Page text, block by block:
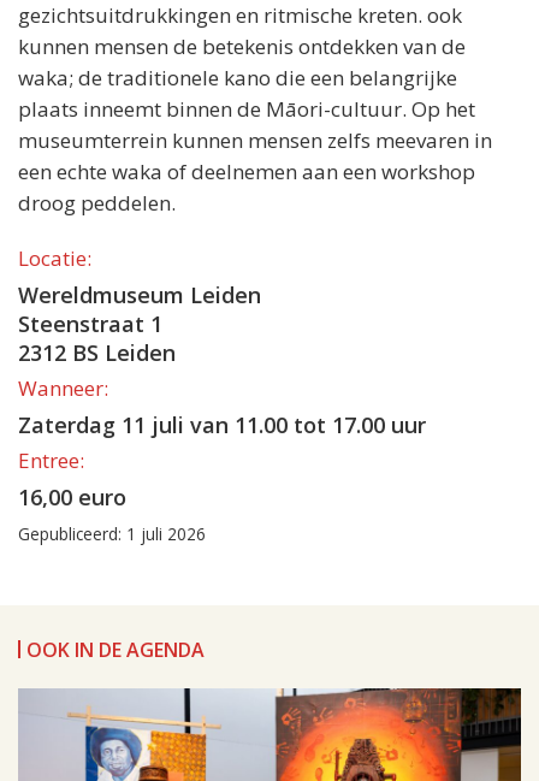
gezichtsuitdrukkingen en ritmische kreten. ook
kunnen mensen de betekenis ontdekken van de
waka; de traditionele kano die een belangrijke
plaats inneemt binnen de Māori-cultuur. Op het
museumterrein kunnen mensen zelfs meevaren in
een echte waka of deelnemen aan een workshop
droog peddelen.
Locatie:
Wereldmuseum Leiden
Steenstraat 1
2312 BS Leiden
Wanneer:
Zaterdag 11 juli van 11.00 tot 17.00 uur
Entree:
16,00 euro
Gepubliceerd: 1 juli 2026
OOK IN DE AGENDA